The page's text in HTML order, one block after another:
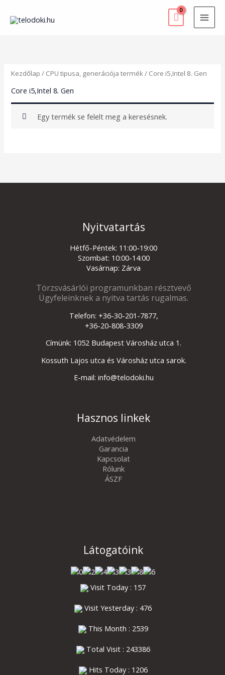
content
Kezdőlap / CPU tipusa, generációja termék / Core i5,Intel 8. Gen
Core i5,Intel 8. Gen
Egy termék se felelt meg a keresésnek.
Nyitvatartás
Hétfő-Péntek: 11:00-19:00
Szombat: 10:00-14:00
Vasárnap: Zárva
Törzsvásárlói programunkban résztvevő
Ügyfeleinknek a nyitva tartás rugalmas.
Telefon: +36-30-201-7877,
+36-20-808-3309
Címünk: 1052 Budapest Városház utca 1.
Kossuth Lajos utca és Városház utca sarok.
E-mail: info@telodoki.hu
Hasznos linkek
Adatvédelem
Garancia
Kapcsolat
Rólunk
ÁSZF
Látogatóink
Visit Today : 157
Visit Yesterday : 476
This Month : 2539
Total Visit : 243386
Hits Today : 1206